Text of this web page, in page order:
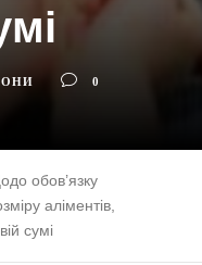
0
обов’язку
аліментів,
сумі